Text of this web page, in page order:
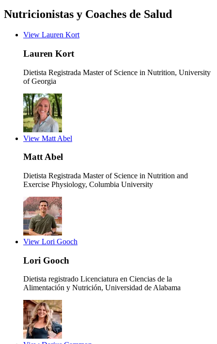
Nutricionistas y Coaches de Salud
View Lauren Kort
Lauren Kort
Dietista Registrada Master of Science in Nutrition, University
of Georgia
View Matt Abel
Matt Abel
Dietista Registrada Master of Science in Nutrition and
Exercise Physiology, Columbia University
View Lori Gooch
Lori Gooch
Dietista registrado Licenciatura en Ciencias de la
Alimentación y Nutrición, Universidad de Alabama